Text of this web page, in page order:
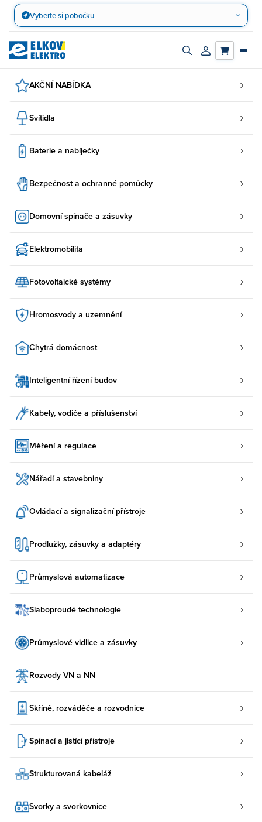
Přejít
obsah
Vyberte si pobočku
Zapnout/vypnout
Přihlásit/
AKČNÍ NABÍDKA
Svítidla
Baterie a nabíječky
Bezpečnost a ochranné pomůcky
Domovní spínače a zásuvky
Elektromobilita
Fotovoltaické systémy
Hromosvody a uzemnění
Chytrá domácnost
Inteligentní řízení budov
Kabely, vodiče a příslušenství
Měření a regulace
Nářadí a stavebniny
Ovládací a signalizační přístroje
Prodlužky, zásuvky a adaptéry
Průmyslová automatizace
Slaboproudé technologie
Průmyslové vidlice a zásuvky
Rozvody VN a NN
Skříně, rozváděče a rozvodnice
Spínací a jistící přístroje
Strukturovaná kabeláž
Svorky a svorkovnice